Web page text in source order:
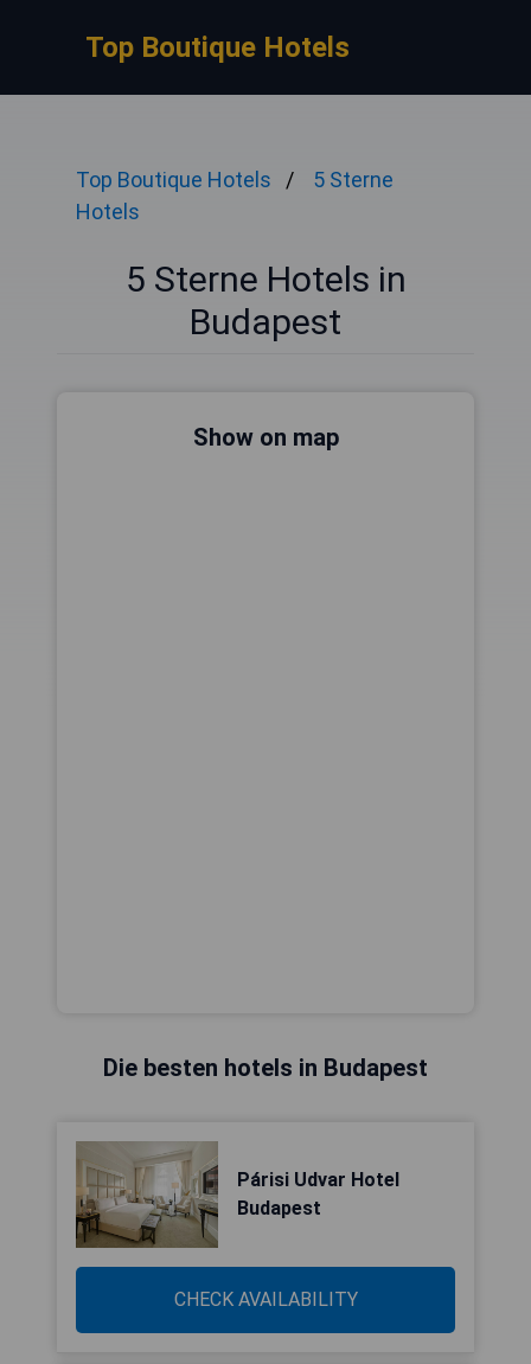
Top Boutique Hotels
Top Boutique Hotels
5 Sterne
Hotels
5 Sterne Hotels in
Budapest
Show on map
Die besten hotels in Budapest
Párisi Udvar Hotel
Budapest
CHECK AVAILABILITY